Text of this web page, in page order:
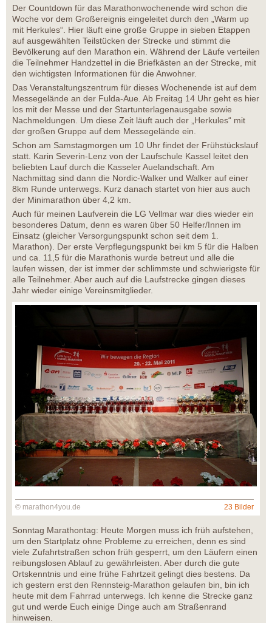
Der Countdown für das Marathonwochenende wird schon die
Woche vor dem Großereignis eingeleitet durch den „Warm up
mit Herkules“. Hier läuft eine große Gruppe in sieben Etappen
auf ausgewählten Teilstücken der Strecke und stimmt die
Bevölkerung auf den Marathon ein. Während der Läufe verteilen
die Teilnehmer Handzettel in die Briefkästen an der Strecke, mit
den wichtigsten Informationen für die Anwohner.
Das Veranstaltungszentrum für dieses Wochenende ist auf dem
Messegelände an der Fulda-Aue. Ab Freitag 14 Uhr geht es hier
los mit der Messe und der Startunterlagenausgabe sowie
Nachmeldungen. Um diese Zeit läuft auch der „Herkules“ mit
der großen Gruppe auf dem Messegelände ein.
Schon am Samstagmorgen um 10 Uhr findet der Frühstückslauf
statt. Karin Severin-Lenz von der Laufschule Kassel leitet den
beliebten Lauf durch die Kasseler Auelandschaft. Am
Nachmittag sind dann die Nordic-Walker und Walker auf einer
8km Runde unterwegs. Kurz danach startet von hier aus auch
der Minimarathon über 4,2 km.
Auch für meinen Laufverein die LG Vellmar war dies wieder ein
besonderes Datum, denn es waren über 50 Helfer/Innen im
Einsatz (gleicher Versorgungspunkt schon seit dem 1.
Marathon). Der erste Verpflegungspunkt bei km 5 für die Halben
und ca. 11,5 für die Marathonis wurde betreut und alle die
laufen wissen, der ist immer der schlimmste und schwierigste für
alle Teilnehmer. Aber auch auf die Laufstrecke gingen dieses
Jahr wieder einige Vereinsmitglieder.
© marathon4you.de 23 Bilder
Sonntag Marathontag: Heute Morgen muss ich früh aufstehen,
um den Startplatz ohne Probleme zu erreichen, denn es sind
viele Zufahrtstraßen schon früh gesperrt, um den Läufern einen
reibungslosen Ablauf zu gewährleisten. Aber durch die gute
Ortskenntnis und eine frühe Fahrtzeit gelingt dies bestens. Da
ich gestern erst den Rennsteig-Marathon gelaufen bin, bin ich
heute mit dem Fahrrad unterwegs. Ich kenne die Strecke ganz
gut und werde Euch einige Dinge auch am Straßenrand
hinweisen.